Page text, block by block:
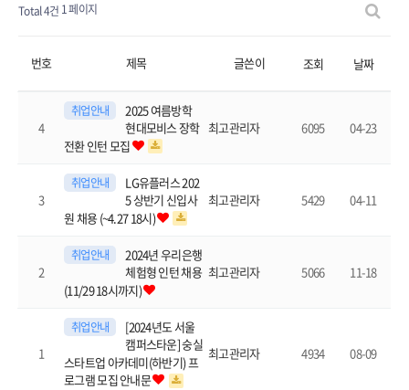
Total 4건 1 페이지
번호 제목 글쓴이 조회 날짜
4
취업안내
2025 여름방학
현대모비스 장학
전환 인턴 모집
최고관리자 6095 04-23
3
취업안내
LG유플러스 202
5 상반기 신입사
원 채용 (~4.27 18시)
최고관리자 5429 04-11
2
취업안내
2024년 우리은행
체험형 인턴 채용
(11/29 18시까지)
최고관리자 5066 11-18
1
취업안내
[2024년도 서울
캠퍼스타운] 숭실
스타트업 아카데미(하반기) 프
로그램 모집 안내문
최고관리자 4934 08-09